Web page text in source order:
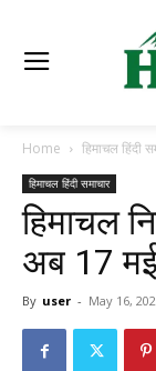
Home हिमाचल हिंदी
हिमाचल हिंदी समाचार
हिमाचल
अब 17
By user - May 16,